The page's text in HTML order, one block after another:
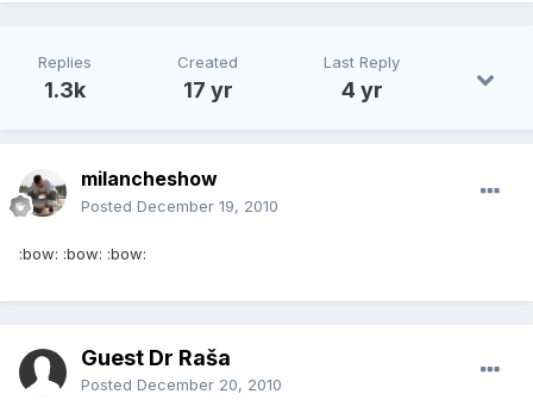
Replies
1.3k
Created
17 yr
Last Reply
4 yr
milancheshow
Posted December 19, 2010
:bow: :bow: :bow:
Guest Dr Raša
Posted December 20, 2010